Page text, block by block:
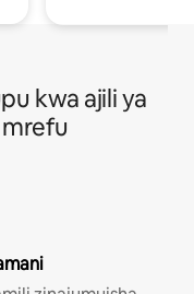
kwa ajili ya